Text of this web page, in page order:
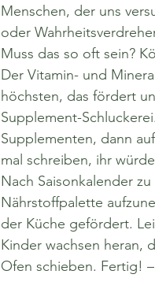
Menschen, der uns
oder
Muss das so oft sein?
Der Vitamin- und
höchsten, das fördert
Supplement-
Supplementen, dann
mal schreiben, ihr
Nach Saisonkalender
Nährstoffpalette
der Küche gefördert.
Kinder wachsen heran,
Ofen schieben. Fertig!